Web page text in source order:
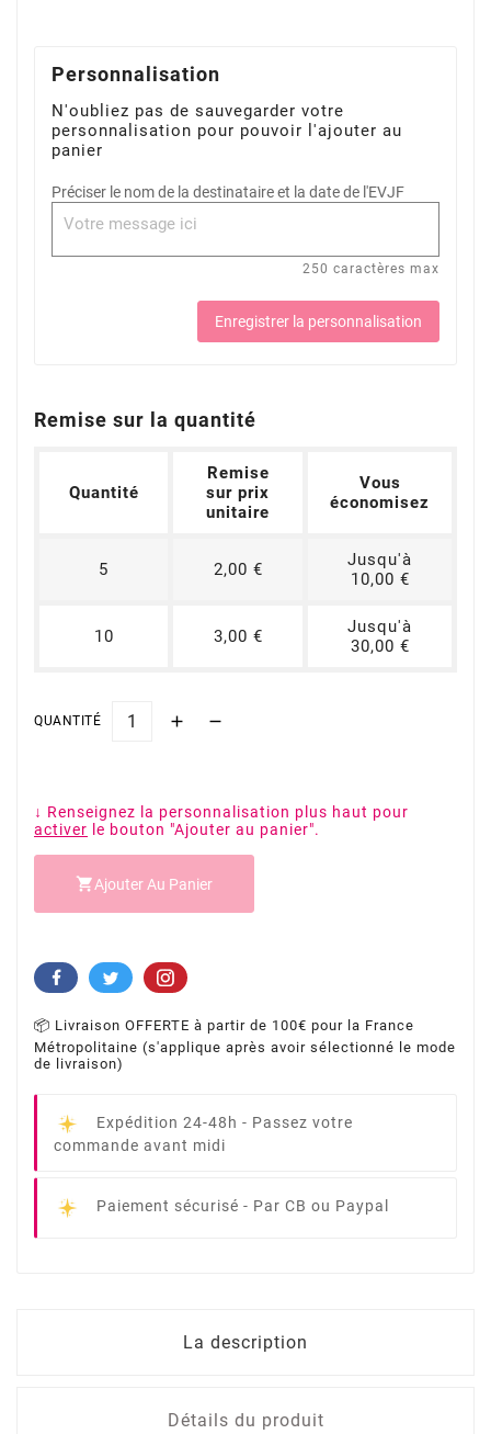
Personnalisation
N'oubliez pas de sauvegarder votre
personnalisation pour pouvoir l'ajouter au
panier
Préciser le nom de la destinataire et la date de l'EVJF
250 caractères max
Enregistrer la personnalisation
Remise sur la quantité
Quantité
Remise
sur prix
unitaire
Vous
économisez
5 2,00 €
Jusqu'à
10,00 €
10 3,00 €
Jusqu'à
30,00 €
QUANTITÉ
↓ Renseignez la personnalisation plus haut pour
activer le bouton "Ajouter au panier".
Ajouter Au Panier
📦 Livraison OFFERTE à partir de 100€ pour la France
Métropolitaine (s'applique après avoir sélectionné le mode
de livraison)
Expédition 24-48h - Passez votre
commande avant midi
Paiement sécurisé - Par CB ou Paypal
La description
Détails du produit